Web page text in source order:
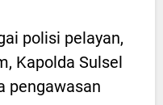
polisi pelayan,
Kapolda Sulsel
pengawasan